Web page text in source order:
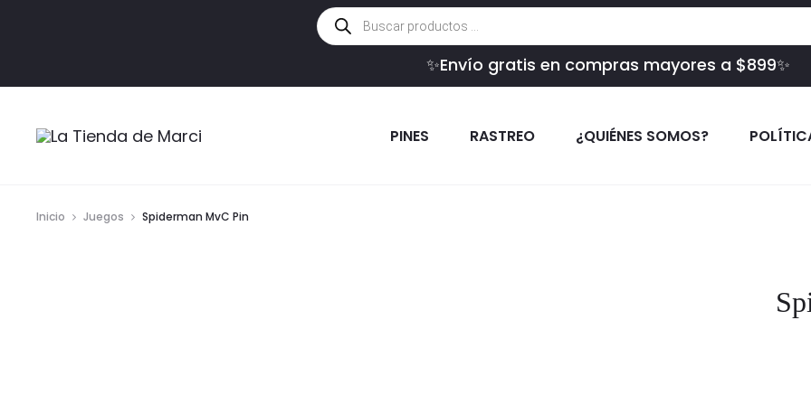
Búsqueda
de
productos
✨Envío gratis en compras mayores a $899✨
PINES RASTREO ¿QUIÉNES SOMOS?
Inicio Juegos Spiderman MvC Pin